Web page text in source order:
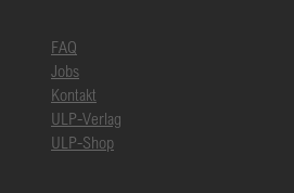
FAQ
Jobs
Kontakt
ULP-Verlag
ULP-Shop